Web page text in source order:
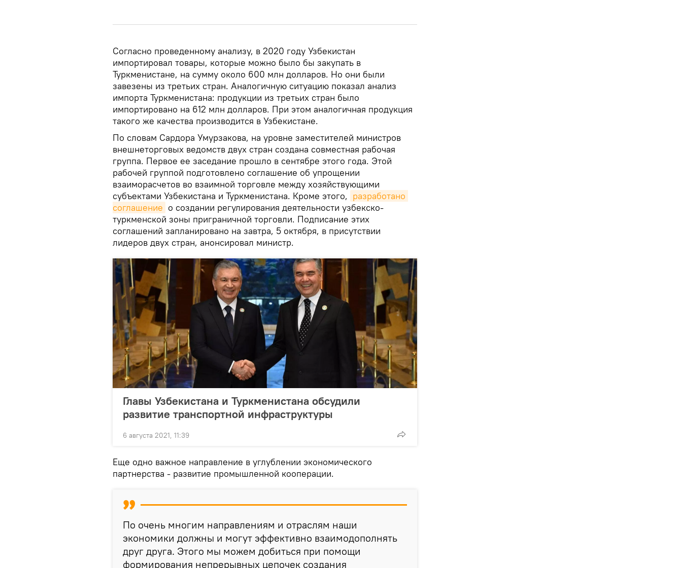
Согласно проведенному анализу, в 2020 году Узбекистан
импортировал товары, которые можно было бы закупать в
Туркменистане, на сумму около 600 млн долларов. Но они были
завезены из третьих стран. Аналогичную ситуацию показал анализ
импорта Туркменистана: продукции из третьих стран было
импортировано на 612 млн долларов. При этом аналогичная продукция
такого же качества производится в Узбекистане.
По словам Сардора Умурзакова, на уровне заместителей министров
внешнеторговых ведомств двух стран создана совместная рабочая
группа. Первое ее заседание прошло в сентябре этого года. Этой
рабочей группой подготовлено соглашение об упрощении
взаиморасчетов во взаимной торговле между хозяйствующими
субъектами Узбекистана и Туркменистана. Кроме этого, разработано
соглашение о создании регулирования деятельности узбекско-
туркменской зоны приграничной торговли. Подписание этих
соглашений запланировано на завтра, 5 октября, в присутствии
лидеров двух стран, анонсировал министр.
Главы Узбекистана и Туркменистана обсудили
развитие транспортной инфраструктуры
6 августа 2021, 11:39
Еще одно важное направление в углублении экономического
партнерства - развитие промышленной кооперации.
По очень многим направлениям и отраслям наши
экономики должны и могут эффективно взаимодополнять
друг друга. Этого мы можем добиться при помощи
формирования непрерывных цепочек создания